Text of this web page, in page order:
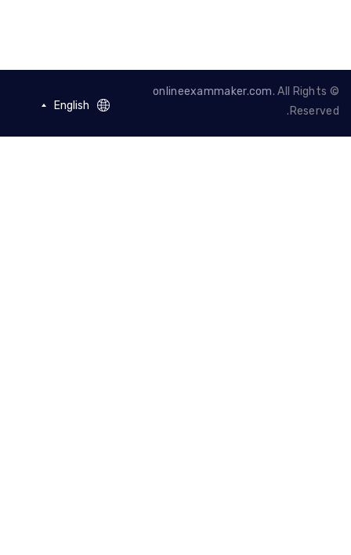
onlineexammaker.com
. All Rights
EnglishEnglish